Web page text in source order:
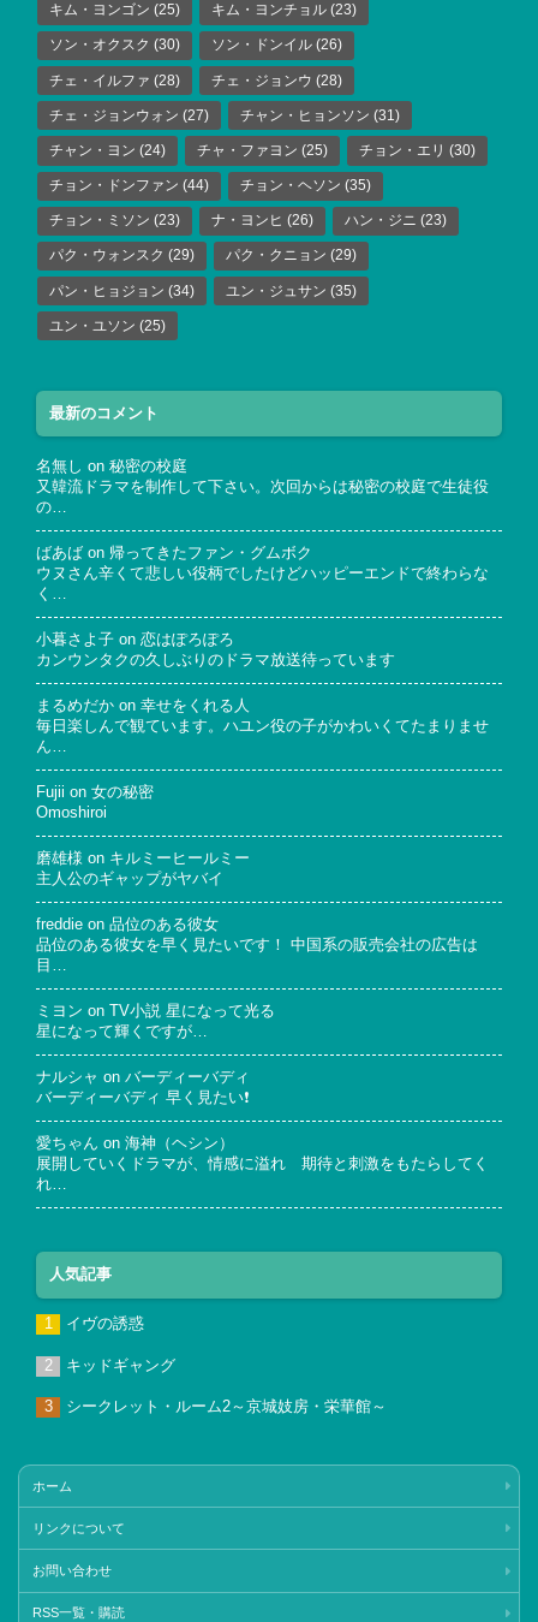
キム・ヨンゴン (25) キム・ヨンチョル (23)
ソン・オクスク (30) ソン・ドンイル (26)
チェ・イルファ (28) チェ・ジョンウ (28)
チェ・ジョンウォン (27) チャン・ヒョンソン (31)
チャン・ヨン (24) チャ・ファヨン (25) チョン・エリ (30)
チョン・ドンファン (44) チョン・ヘソン (35)
チョン・ミソン (23) ナ・ヨンヒ (26) ハン・ジニ (23)
パク・ウォンスク (29) パク・クニョン (29)
パン・ヒョジョン (34) ユン・ジュサン (35)
ユン・ユソン (25)
最新のコメント
名無し on 秘密の校庭
又韓流ドラマを制作して下さい。次回からは秘密の校庭で生徒役
の…
ばあば on 帰ってきたファン・グムボク
ウヌさん辛くて悲しい役柄でしたけどハッピーエンドで終わらな
く…
小暮さよ子 on 恋はぽろぽろ
カンウンタクの久しぶりのドラマ放送待っています
まるめだか on 幸せをくれる人
毎日楽しんで観ています。ハユン役の子がかわいくてたまりませ
ん…
Fujii on 女の秘密
Omoshiroi
磨雄様 on キルミーヒールミー
主人公のギャップがヤバイ
freddie on 品位のある彼女
品位のある彼女を早く見たいです！ 中国系の販売会社の広告は
目…
ミヨン on TV小説 星になって光る
星になって輝くですが…
ナルシャ on バーディーバディ
バーディーバディ 早く見たい❗
愛ちゃん on 海神（ヘシン）
展開していくドラマが、情感に溢れ 期待と刺激をもたらしてく
れ…
人気記事
イヴの誘惑
キッドギャング
シークレット・ルーム2～京城妓房・栄華館～
ホーム
リンクについて
お問い合わせ
RSS一覧・購読